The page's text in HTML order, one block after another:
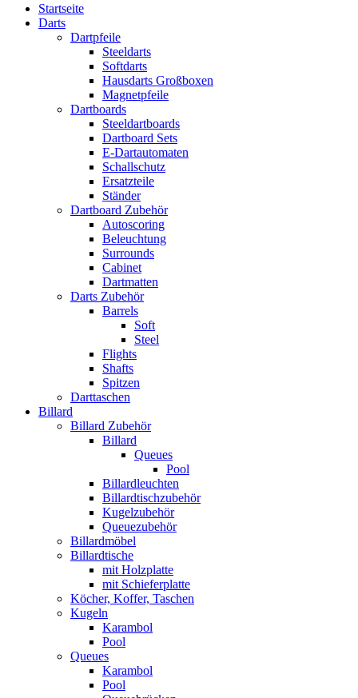
Startseite
Darts
Dartpfeile
Steeldarts
Softdarts
Hausdarts Großboxen
Magnetpfeile
Dartboards
Steeldartboards
Dartboard Sets
E-Dartautomaten
Schallschutz
Ersatzteile
Ständer
Dartboard Zubehör
Autoscoring
Beleuchtung
Surrounds
Cabinet
Dartmatten
Darts Zubehör
Barrels
Soft
Steel
Flights
Shafts
Spitzen
Darttaschen
Billard
Billard Zubehör
Billard
Queues
Pool
Billardleuchten
Billardtischzubehör
Kugelzubehör
Queuezubehör
Billardmöbel
Billardtische
mit Holzplatte
mit Schieferplatte
Köcher, Koffer, Taschen
Kugeln
Karambol
Pool
Queues
Karambol
Pool